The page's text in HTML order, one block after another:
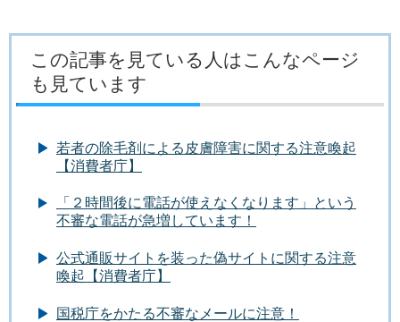
この記事を見ている人はこんなページ
も見ています
若者の除毛剤による皮膚障害に関する注意喚起
【消費者庁】
「２時間後に電話が使えなくなります」という
不審な電話が急増しています！
公式通販サイトを装った偽サイトに関する注意
喚起【消費者庁】
国税庁をかたる不審なメールに注意！